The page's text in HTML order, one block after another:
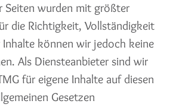
Seiten wurden mit größter
die Richtigkeit, Vollständigkeit
können wir jedoch keine
Als Diensteanbieter sind wir
für eigene Inhalte auf diesen
Gesetzen